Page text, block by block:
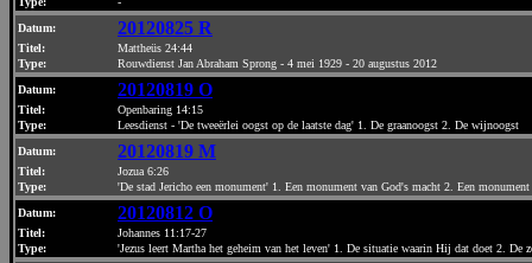
Datum: 20120825 R
Titel:
Mattheüs 24:44
Type:
Rouwdienst Jan Abraham Sprong - 4 mei 1929 - 20 augustus 2012
Datum: 20120819 O
Titel:
Openbaring 14:15
Type:
Leesdienst - 'De tweeërlei oogst op de laatste dag' 1. De graanoogst 2. De wijnoogst
Datum: 20120819 M
Titel:
Jozua 6:26
Type:
'De stad Jericho een monument' 1. Een monument van God's macht 2. Een monument
Datum: 20120812 O
Titel:
Johannes 11:17-27
Type:
'Jezus leert Martha het geheim van het leven' 1. De situatie waarin Hij dat doet 2.